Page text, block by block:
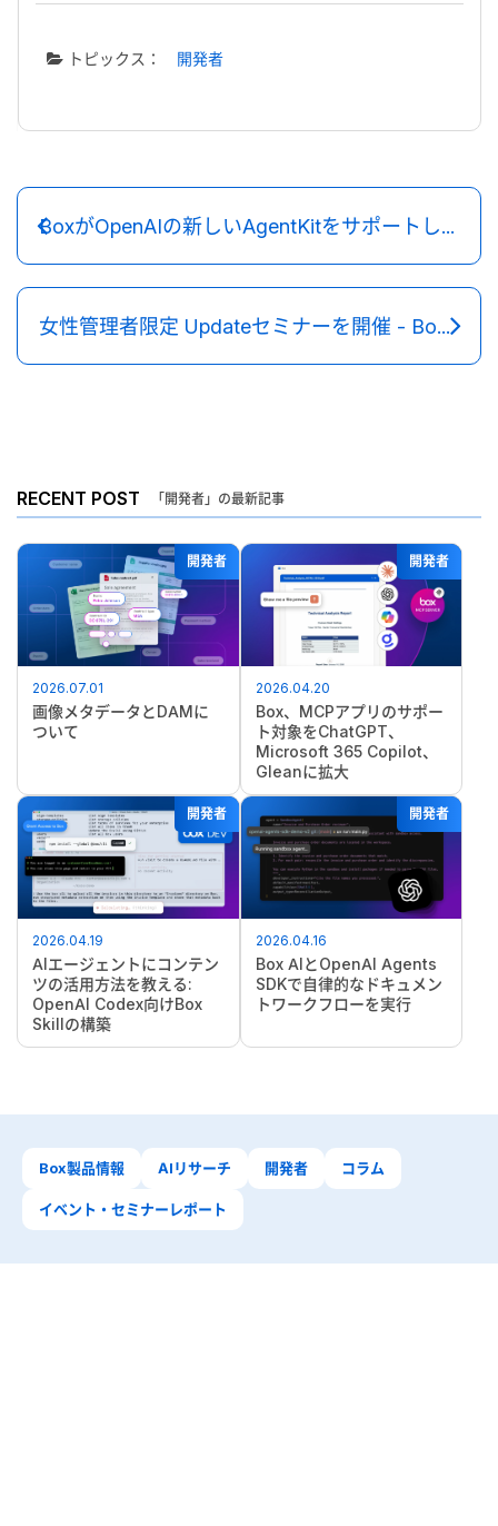
トピックス： 開発者
BoxがOpenAIの新しいAgentKitをサポートし、エージェント型企業を実現
女性管理者限定 Updateセミナーを開催 - Box Women's Network 活動レポート
RECENT POST 「開発者」の最新記事
開発者
2026.07.01
画像メタデータとDAMに
ついて
開発者
2026.04.20
Box、MCPアプリのサポー
ト対象をChatGPT、
Microsoft 365 Copilot、
Gleanに拡大
開発者
2026.04.19
AIエージェントにコンテン
ツの活用方法を教える:
OpenAI Codex向けBox
Skillの構築
開発者
2026.04.16
Box AIとOpenAI Agents
SDKで自律的なドキュメン
トワークフローを実行
Box製品情報 AIリサーチ 開発者 コラム
イベント・セミナーレポート